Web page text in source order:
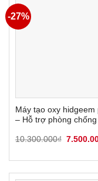
-27%
Máy tạo oxy hidgeem
– Hỗ trợ phòng chống
10.300.000₫ Giá